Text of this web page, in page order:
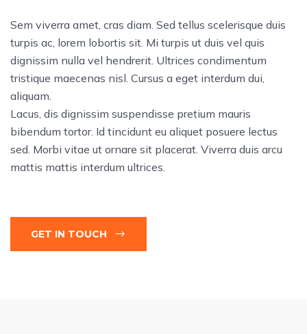
Sem viverra amet, cras diam. Sed tellus scelerisque duis
turpis ac, lorem lobortis sit. Mi turpis ut duis vel quis
dignissim nulla vel hendrerit. Ultrices condimentum
tristique maecenas nisl. Cursus a eget interdum dui,
aliquam.
Lacus, dis dignissim suspendisse pretium mauris
bibendum tortor. Id tincidunt eu aliquet posuere lectus
sed. Morbi vitae ut ornare sit placerat. Viverra duis arcu
mattis mattis interdum ultrices.
GET IN TOUCH